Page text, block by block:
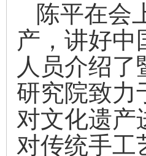
陈平在会
产，讲好中
人员介绍
研究院致力
对文化遗产
对传统手工